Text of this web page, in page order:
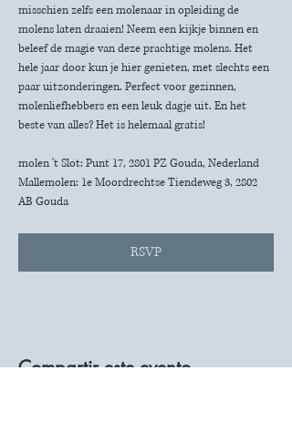
misschien zelfs een molenaar in opleiding de
molens laten draaien! Neem een kijkje binnen en
beleef de magie van deze prachtige molens. Het
hele jaar door kun je hier genieten, met slechts een
paar uitzonderingen. Perfect voor gezinnen,
molenliefhebbers en een leuk dagje uit. En het
beste van alles? Het is helemaal gratis!
molen 't Slot: Punt 17, 2801 PZ Gouda, Nederland
Mallemolen: 1e Moordrechtse Tiendeweg 3, 2802
AB Gouda
RSVP
Compartir este evento